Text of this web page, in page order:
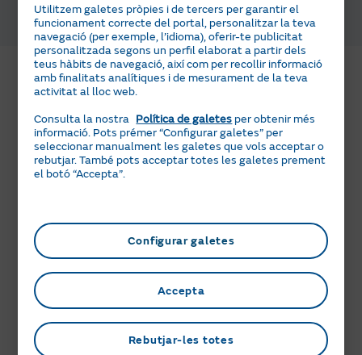
Contacta amb nosaltres per xat, a través del servei de
videointerpretació
Descobreix més informació sobre
aquest servei
Descobreix com funciona el servei en aquest vídeo.
Utilitzem galetes pròpies i de tercers per garantir el
funcionament correcte del portal, personalitzar la teva
navegació (per exemple, l’idioma), oferir-te publicitat
personalitzada segons un perfil elaborat a partir dels
teus hàbits de navegació, així com per recollir informació
amb finalitats analítiques i de mesurament de la teva
activitat al lloc web.
Consulta la nostra Política de galetes per obtenir més
informació. Pots prémer “Configurar galetes” per
seleccionar manualment les galetes que vols acceptar o
rebutjar. També pots acceptar totes les galetes prement
el botó “Accepta”.
Configurar galetes
Rebutjar-les totes
Accepta